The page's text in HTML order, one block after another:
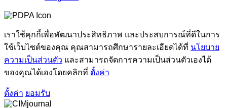
เราใช้คุกกี้เพื่อพัฒนาประสิทธิภาพ และประสบการณ์ที่ดีในการ
ใช้เว็บไซต์ของคุณ คุณสามารถศึกษารายละเอียดได้ที่ นโยบาย
ความเป็นส่วนตัว และสามารถจัดการความเป็นส่วนตัวเองได้
ของคุณได้เองโดยคลิกที่ ตั้งค่า
ตั้งค่า ยอมรับ